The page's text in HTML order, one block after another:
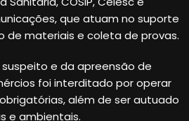
que atuam no suporte
de materiais e coleta de provas.
e da apreensão de
foi interditado por operar
além de ser autuado
e ambientais.